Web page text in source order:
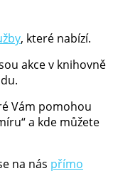
, které nabízí.
akce v knihovně
Vám pomohou
a kde můžete
na nás přímo